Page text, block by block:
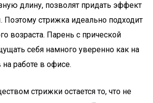
длину, позволят придать эффект
стрижка идеально подходит
возраста. Парень с прической
себя намного уверенно как на
работе в офисе.
стрижки остается то, что не